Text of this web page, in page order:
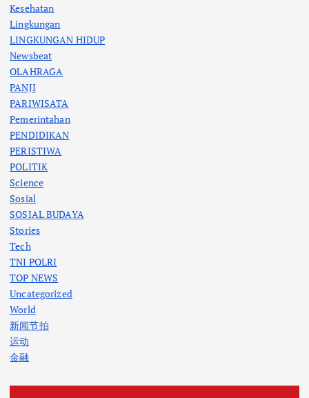
Kesehatan
Lingkungan
LINGKUNGAN HIDUP
Newsbeat
OLAHRAGA
PANJI
PARIWISATA
Pemerintahan
PENDIDIKAN
PERISTIWA
POLITIK
Science
Sosial
SOSIAL BUDAYA
Stories
Tech
TNI POLRI
TOP NEWS
Uncategorized
World
新闻节拍
运动
金融